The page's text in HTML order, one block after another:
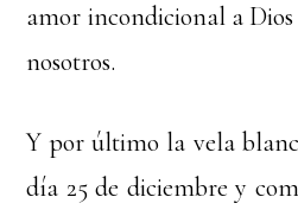
amor incondicional a
nosotros.
Y por último la vela
día 25 de diciembre y